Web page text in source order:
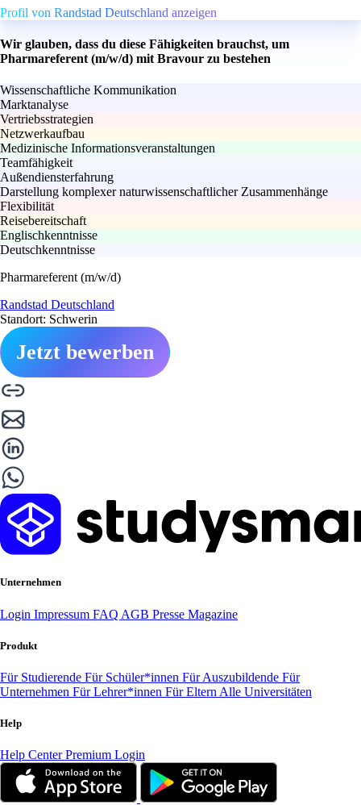
Profil von Randstad Deutschland anzeigen
Wir glauben, dass du diese Fähigkeiten brauchst, um
Pharmareferent (m/w/d) mit Bravour zu bestehen
Wissenschaftliche Kommunikation
Marktanalyse
Vertriebsstrategien
Netzwerkaufbau
Medizinische Informationsveranstaltungen
Teamfähigkeit
Außendiensterfahrung
Darstellung komplexer naturwissenschaftlicher Zusammenhänge
Flexibilität
Reisebereitschaft
Englischkenntnisse
Deutschkenntnisse
Pharmareferent (m/w/d)
Randstad Deutschland
Standort: Schwerin
Jetzt bewerben
Unternehmen
Login Impressum FAQ AGB Presse Magazine
Produkt
Für Studierende Für Schüler*innen Für Auszubildende Für
Unternehmen Für Lehrer*innen Für Eltern Alle Universitäten
Help
Help CenterPremium Login